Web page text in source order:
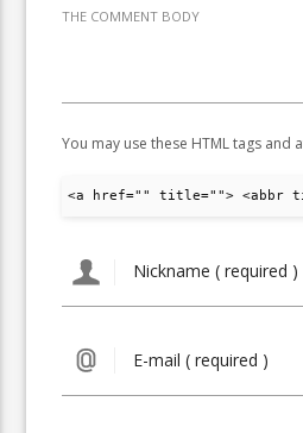
THE COMMENT BODY
You may use these HTML tags and
<a href="" title=""> <abbr